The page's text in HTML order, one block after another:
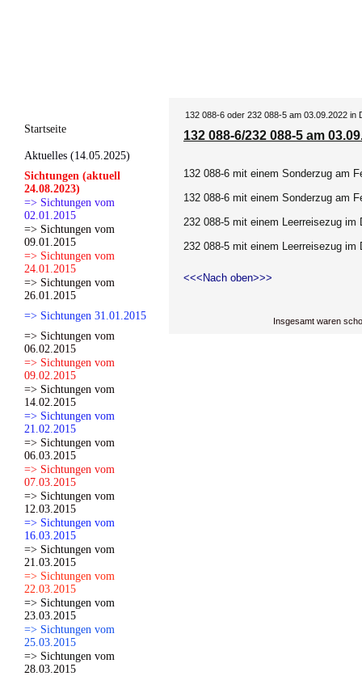
Startseite
Aktuelles (14.05.2025)
Sichtungen (aktuell
24.08.2023)
=> Sichtungen vom
02.01.2015
=> Sichtungen vom
09.01.2015
=> Sichtungen vom
24.01.2015
=> Sichtungen vom
26.01.2015
=> Sichtungen 31.01.2015
=> Sichtungen vom
06.02.2015
=> Sichtungen vom
09.02.2015
=> Sichtungen vom
14.02.2015
=> Sichtungen vom
21.02.2015
=> Sichtungen vom
06.03.2015
=> Sichtungen vom
07.03.2015
=> Sichtungen vom
12.03.2015
=> Sichtungen vom
16.03.2015
=> Sichtungen vom
21.03.2015
=> Sichtungen vom
22.03.2015
=> Sichtungen vom
23.03.2015
=> Sichtungen vom
25.03.2015
=> Sichtungen vom
28.03.2015
132 088-6 oder 232 088-5 am 03.09.2022 in
132 088-6/232 088-5 am
132 088-6 mit einem Sonderzug am
132 088-6 mit einem Sonderzug am
232 088-5 mit einem Leerreisezug im
232 088-5 mit einem Leerreisezug im
<<<Nach oben>>>
Insgesamt waren